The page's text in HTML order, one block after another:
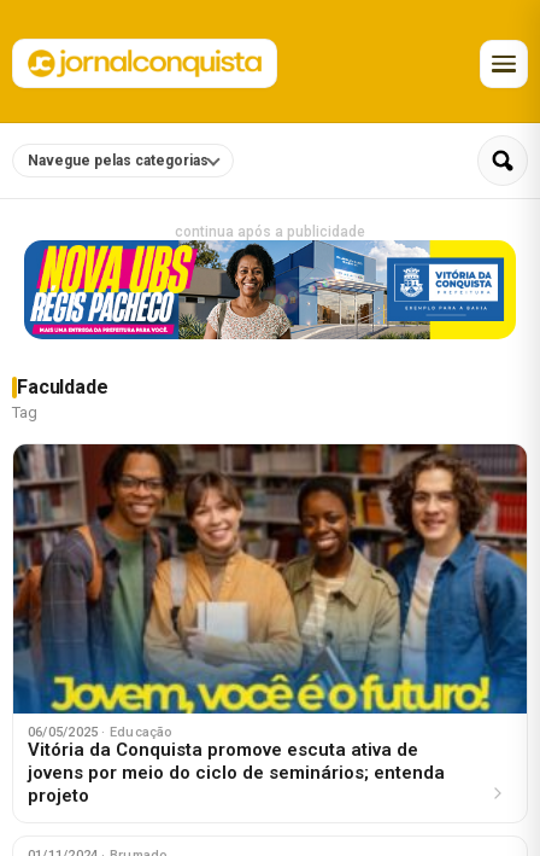
Navegue pelas categorias
continua após a publicidade
Faculdade
Tag
06/05/2025 · Educação
Vitória da Conquista promove escuta ativa de
jovens por meio do ciclo de seminários; entenda
projeto